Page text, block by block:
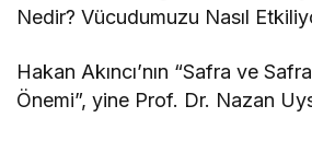
Nedir? Vücudumuzu Nasıl
Hakan Akıncı’nın “Safra ve
Önemi”, yine Prof. Dr. Nazan